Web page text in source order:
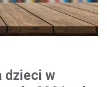
dzieci w